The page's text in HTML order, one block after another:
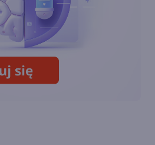
Dodawanie i dostosowywanie
ścieżki dźwiękowej